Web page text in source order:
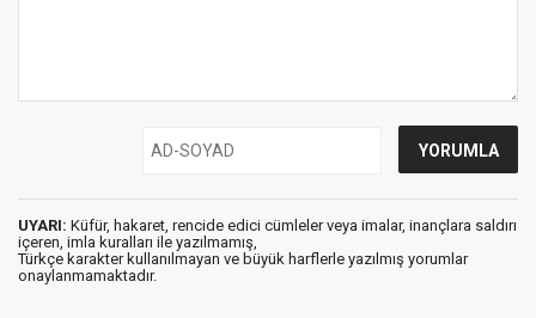
UYARI: Küfür, hakaret, rencide edici cümleler veya imalar, inançlara saldırı
içeren, imla kuralları ile yazılmamış,
Türkçe karakter kullanılmayan ve büyük harflerle yazılmış yorumlar
onaylanmamaktadır.